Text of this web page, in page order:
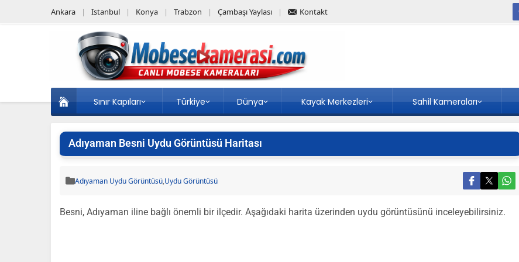
Ankara Istanbul Konya Trabzon Çambaşı Yaylası Kontakt
Sınır Kapıları Türkiye Dünya Kayak Merkezleri Sahil Kameraları
Adıyaman Besni Uydu Görüntüsü Haritası
Adıyaman Uydu Görüntüsü,Uydu Görüntüsü
Besni, Adıyaman iline bağlı önemli bir ilçedir. Aşağıdaki harita üzerinden uydu görüntüsünü inceleyebilirsiniz.